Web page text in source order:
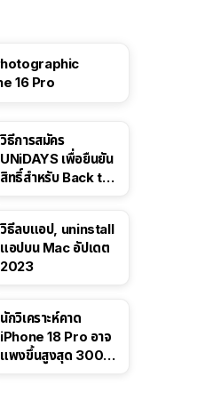
16 Pro
วิธีการสมัคร
UNiDAYS เพื่อยืนยัน
สิทธิ์สำหรับ Back to
วิธีลบแอป, uninstall
แอปบน Mac อัปเดต
2023
นักวิเคราะห์คาด
iPhone 18 Pro อาจ
แพงขึ้นสูงสุด 300